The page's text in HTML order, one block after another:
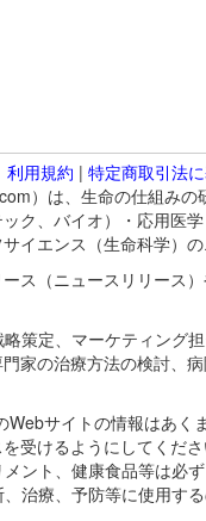
利用規約 | 特定商取引法
）は、生命の仕組み
ク、バイオ）・応用医
エンス（生命科学）の
ス（ニュースリリー
策定、マーケティング
家の治療方法の検討、
サイトの情報はあ
受けるようにしてく
ント、健康食品等は
治療、予防等に使用